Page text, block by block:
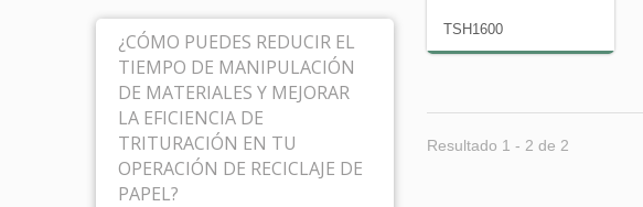
¿CÓMO PUEDES REDUCIR EL
TIEMPO DE MANIPULACIÓN
DE MATERIALES Y MEJORAR
LA EFICIENCIA DE
TRITURACIÓN EN TU
OPERACIÓN DE RECICLAJE DE
PAPEL?
TSH1600
Resultado 1 - 2 de 2